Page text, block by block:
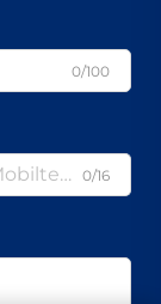
0/100
0/16